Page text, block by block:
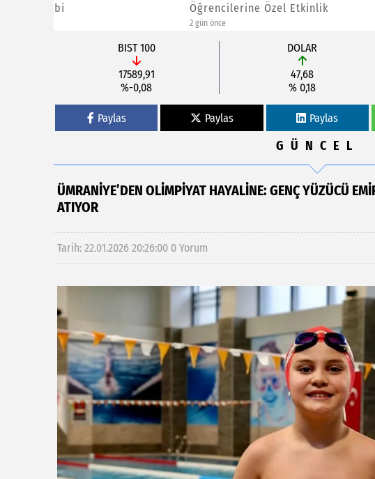
Öğrencilerine Özel Etkinlik
Başkanlıklarına
BIST 100
17589,91
%-0,08
DOLAR
47,68
% 0,18
Paylas Paylas Paylas
GÜNCEL
ÜMRANİYE’DEN OLİMPİYAT HAYALİNE: GENÇ YÜZÜCÜ
ATIYOR
Tarih: 22.01.2026 20:26:00 0 Yorum